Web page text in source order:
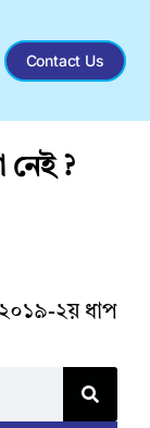
Contact Us
নেই ?
২য় ধাপ